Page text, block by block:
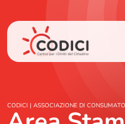
Chi Siamo
CODICI | ASSOCIAZIONE DI